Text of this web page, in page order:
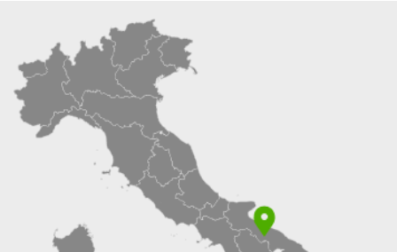
ELENCO
(SHORT
LIST)
INCARICHI
DI
CONSULENZA
NELL’ATTUAZIONE
DELLA
PROGRAMMAZIONE
LEADER
2023/2027